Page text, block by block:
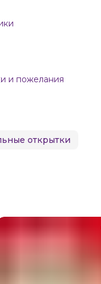
и пожелания
открытки